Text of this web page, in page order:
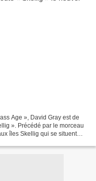
Age », David Gray est de
». Précédé par le morceau
îles Skellig qui se situent